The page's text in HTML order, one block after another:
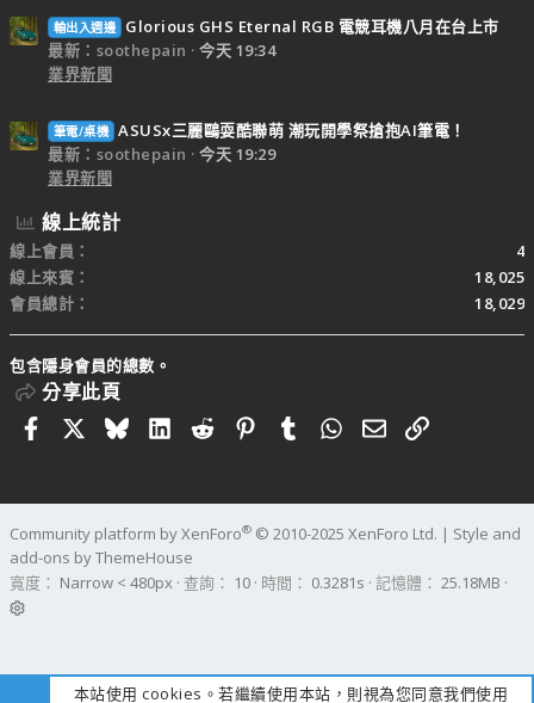
輸出入週邊
Glorious GHS Eternal RGB 電競耳機八月在台上市
最新：soothepain
今天 19:34
業界新聞
筆電/桌機 ASUSx三麗鷗耍酷聯萌 潮玩開學祭搶抱AI筆電！
最新：soothepain
今天 19:29
業界新聞
線上統計
線上會員
4
線上來賓
18,025
會員總計
18,029
包含隱身會員的總數。
分享此頁
FacebookBlueskyLinkedIn
RedditPinterestTumblrWhatsApp
電子郵件
連結
Community platform by XenForo® © 2010-2025 XenForo Ltd. | Style and
add-ons by ThemeHouse
寬度
查詢 10 時間 0.3281s 記憶體 25.18MB
本站使用 cookies。若繼續使用本站，則視為您同意我們使用